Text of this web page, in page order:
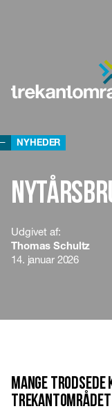
NYHEDER
Udgivet af:
Thomas Schultz
14. januar 2026
Mange trodsede